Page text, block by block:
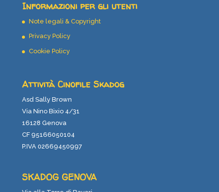
Informazioni per gli utenti
Note legali & Copyright
Privacy Policy
Cookie Policy
Attività Cinofile Skadog
Asd Sally Brown
Via Nino Bixio 4/31
16128 Genova
CF 95166050104
P.IVA 02669450997
SKADOG GENOVA